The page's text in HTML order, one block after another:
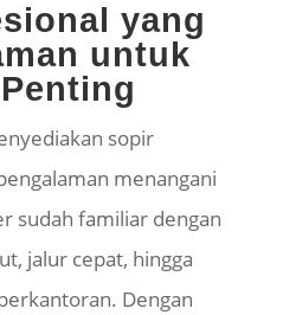
yang
untuk
sopir
menangani
sudah familiar dengan
jalur cepat, hingga
Dengan